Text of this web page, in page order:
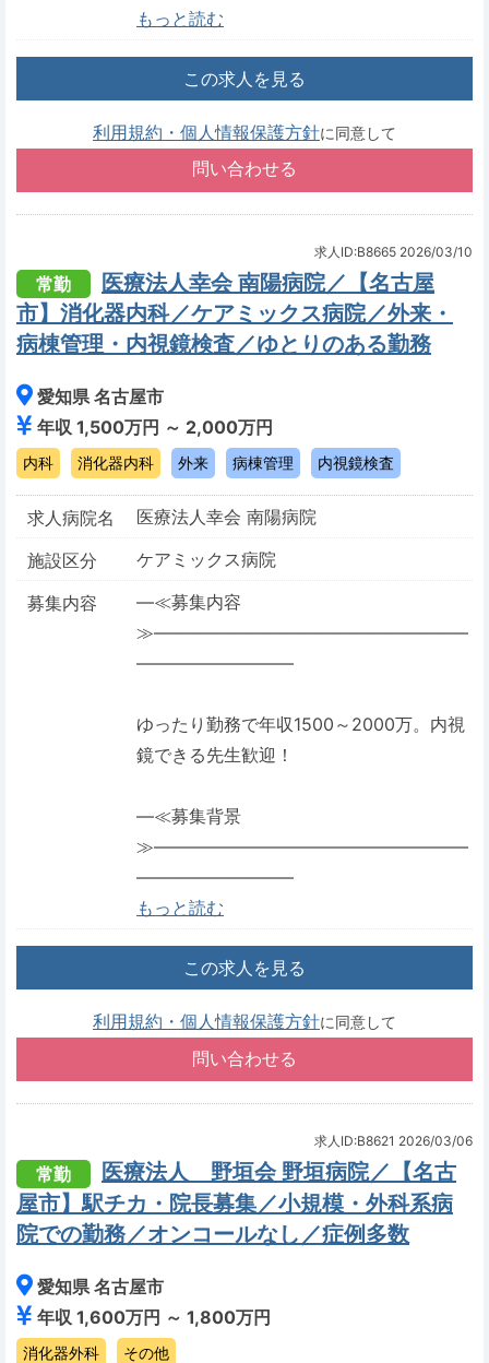
もっと読む
この求人を見る
利用規約・個人情報保護方針に同意して
求人ID:B8665 2026/03/10
常勤
医療法人幸会 南陽病院／【名古屋
市】消化器内科／ケアミックス病院／外来・
病棟管理・内視鏡検査／ゆとりのある勤務
愛知県 名古屋市
年収 1,500万円 ～ 2,000万円
内科 消化器内科 外来 病棟管理 内視鏡検査
求人病院名
医療法人幸会 南陽病院
施設区分
ケアミックス病院
募集内容
―≪募集内容
≫――――――――――――――――――
―――――――――
ゆったり勤務で年収1500～2000万。内視
鏡できる先生歓迎！
―≪募集背景
≫――――――――――――――――――
―――――――――
もっと読む
この求人を見る
利用規約・個人情報保護方針に同意して
求人ID:B8621 2026/03/06
常勤
医療法人 野垣会 野垣病院／【名古
屋市】駅チカ・院長募集／小規模・外科系病
院での勤務／オンコールなし／症例多数
愛知県 名古屋市
年収 1,600万円 ～ 1,800万円
消化器外科 その他